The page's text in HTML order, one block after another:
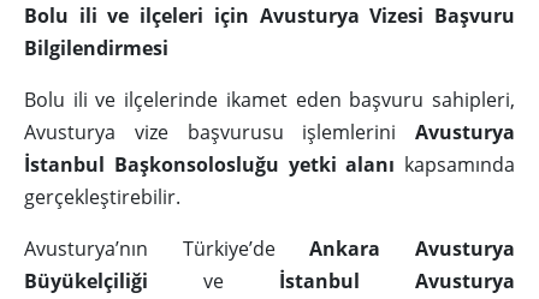
Bolu ili ve ilçeleri için Avusturya Vizesi Başvuru
Bilgilendirmesi
Bolu ili ve ilçelerinde ikamet eden başvuru sahipleri,
Avusturya vize başvurusu işlemlerini Avusturya
İstanbul Başkonsolosluğu yetki alanı kapsamında
gerçekleştirebilir.
Avusturya’nın Türkiye’deAnkara Avusturya
Büyükelçiliği ve İstanbul Avusturya